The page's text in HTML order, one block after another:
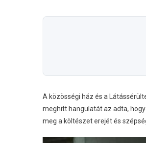
A közösségi ház és a
meghitt hangulatát az adta,
meg a költészet erejét és